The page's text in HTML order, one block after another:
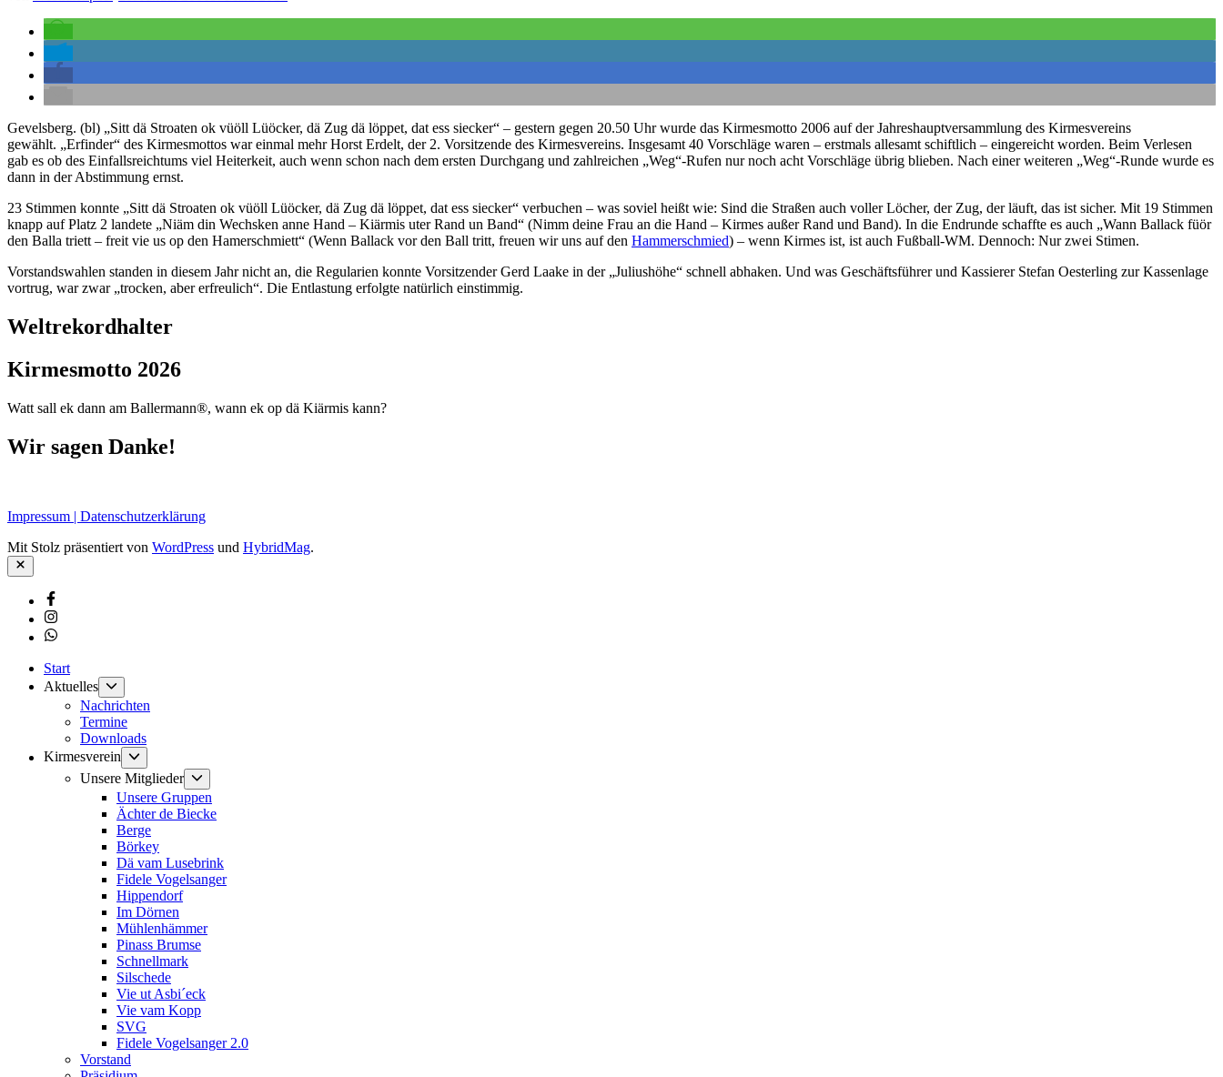
Gevelsberg. (bl) „Sitt dä Stroaten ok vüöll Lüöcker, dä Zug dä löppet, dat ess siecker“ – gestern gegen 20.50 Uhr wurde das Kirmesmotto 2006 auf der Jahreshauptversammlung des Kirmesvereins
gewählt. „Erfinder“ des Kirmesmottos war einmal mehr Horst Erdelt, der 2. Vorsitzende des Kirmesvereins. Insgesamt 40 Vorschläge waren – erstmals allesamt schiftlich – eingereicht worden. Beim Verlesen
gab es ob des Einfallsreichtums viel Heiterkeit, auch wenn schon nach dem ersten Durchgang und zahlreichen „Weg“-Rufen nur noch acht Vorschläge übrig blieben. Nach einer weiteren „Weg“-Runde wurde es
dann in der Abstimmung ernst.
23 Stimmen konnte „Sitt dä Stroaten ok vüöll Lüöcker, dä Zug dä löppet, dat ess siecker“ verbuchen – was soviel heißt wie: Sind die Straßen auch voller Löcher, der Zug, der läuft, das ist sicher. Mit 19 Stimmen
knapp auf Platz 2 landete „Niäm din Wechsken anne Hand – Kiärmis uter Rand un Band“ (Nimm deine Frau an die Hand – Kirmes außer Rand und Band). In die Endrunde schaffte es auch „Wann Ballack füör
den Balla triett – freit vie us op den Hamerschmiett“ (Wenn Ballack vor den Ball tritt, freuen wir uns auf den Hammerschmied) – wenn Kirmes ist, ist auch Fußball-WM. Dennoch: Nur zwei Stimen.
Vorstandswahlen standen in diesem Jahr nicht an, die Regularien konnte Vorsitzender Gerd Laake in der „Juliushöhe“ schnell abhaken. Und was Geschäftsführer und Kassierer Stefan Oesterling zur Kassenlage
vortrug, war zwar „trocken, aber erfreulich“. Die Entlastung erfolgte natürlich einstimmig.
Weltrekordhalter
Kirmesmotto 2026
Watt sall ek dann am Ballermann®, wann ek op dä Kiärmis kann?
Wir sagen Danke!
Impressum | Datenschutzerklärung
Mit Stolz präsentiert von WordPress und HybridMag.
Schließen
Facebook
Instagram
Whatsapp
Start
Aktuelles
anzeigen
Nachrichten
Termine
Downloads
Kirmesverein
Untermenü
anzeigen
Unsere Mitglieder
anzeigen
Unsere Gruppen
Ächter de Biecke
Berge
Börkey
Dä vam Lusebrink
Fidele Vogelsanger
Hippendorf
Im Dörnen
Mühlenhämmer
Pinass Brumse
Schnellmark
Silschede
Vie ut Asbi´eck
Vie vam Kopp
SVG
Fidele Vogelsanger 2.0
Vorstand